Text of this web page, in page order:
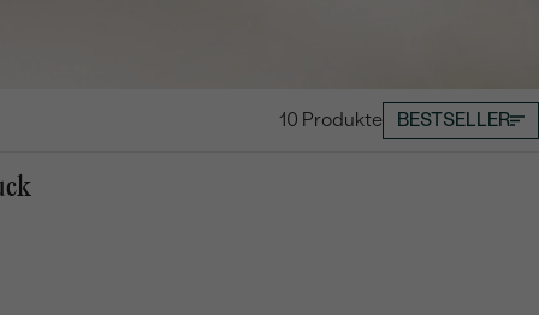
BESTSELLER
10 Produkte